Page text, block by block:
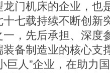
门机床的企业，也
七载持续不断创新
，先后承担、深度
备制造业的核心支
巨人”企业，在助力